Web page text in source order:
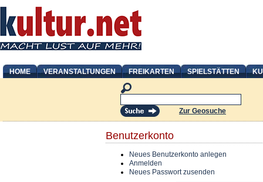
HOME VERANSTALTUNGEN FREIKARTEN SPIELSTÄTTEN
Zur Geosuche
Benutzerkonto
Neues Benutzerkonto anlegen
Anmelden
Neues Passwort zusenden